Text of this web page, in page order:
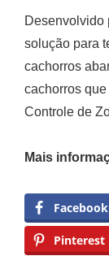
Desenvolvido
solução para
cachorros
cachorros
Controle de
Mais
Facebook
Pinterest